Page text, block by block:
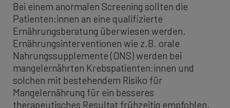
Bei einem anormalen Screening sollten die
Patienten:innen an eine qualifizierte
Ernährungsberatung überwiesen werden.
Ernährungsinterventionen wie z.B. orale
Nahrungssupplemente (ONS) werden bei
mangelernährten Krebspatienten:innen und
solchen mit bestehendem Risiko für
Mangelernährung für ein besseres
therapeutisches Resultat frühzeitig empfohlen.